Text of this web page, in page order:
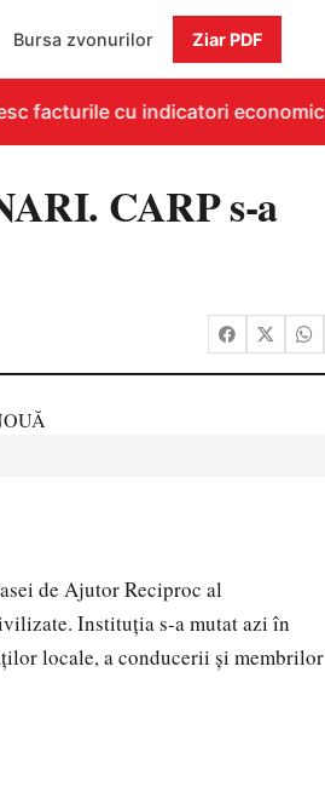
Bursa zvonurilor Ziar PDF
facturile cu indicatori economici”
CARP s-a
de Ajutor Reciproc al
Instituţia s-a mutat azi în
locale, a conducerii şi membrilor